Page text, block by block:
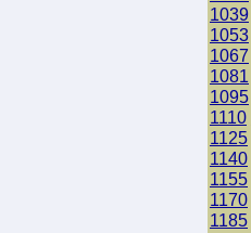
1039
1053
1067
1081
1095
1110
1125
1140
1155
1170
1185